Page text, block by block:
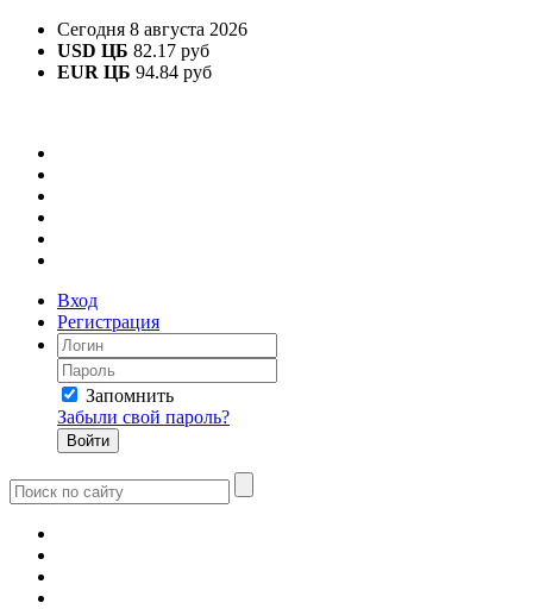
Сегодня 8 августа 2026
USD ЦБ 82.17 руб
EUR ЦБ 94.84 руб
Вход
Регистрация
Запомнить
Забыли свой пароль?